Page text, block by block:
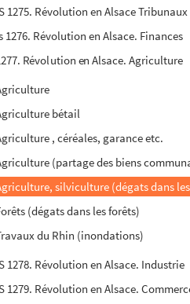
1275. Révolution en Alsace Tribunaux
1276. Révolution en Alsace. Finances
Révolution en Alsace. Agriculture
bétail
, céréales, garance etc.
(partage des biens
silviculture (dégats dans
(dégats dans les forêts)
du Rhin (inondations)
1278. Révolution en Alsace. Industrie
1279. Révolution en Alsace.